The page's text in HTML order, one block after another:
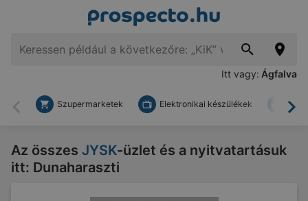
Itt vagy: Ágfalva
Vissza
Szupermarketek Elektronikai készülékek
Az összes JYSK-üzlet és a nyitvatartásuk
itt: Dunaharaszti